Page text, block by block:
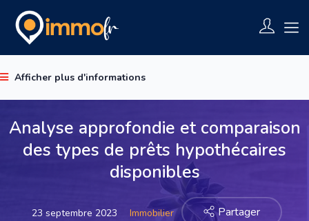
Afficher plus d'informations
Analyse approfondie et comparaison
des types de prêts hypothécaires
disponibles
23 septembre 2023 Immobilier Partager